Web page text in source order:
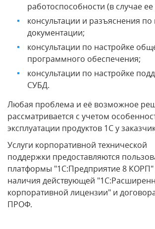
работоспособности (в случае
консультации и разъяснения
документации;
консультации по настройке
программного обеспечения;
консультации по настройке
СУБД.
Любая проблема и её возможное
рассматривается с учетом
эксплуатации продуктов 1С у
Услуги корпоративной технической
поддержки предоставляются
платформы "1С:Предприятие 8 КОРП"
наличия действующей
корпоративной лицензии" и
ПРОФ.